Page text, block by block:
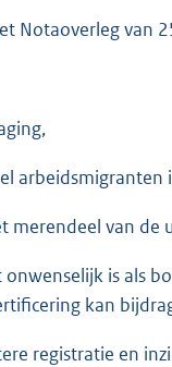
3
Notaoverleg van
arbeidsmigranten
merendeel van de
is als
kan
registratie en